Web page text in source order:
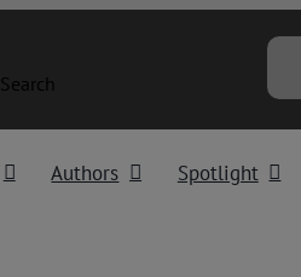
Search
Authors Spotlight